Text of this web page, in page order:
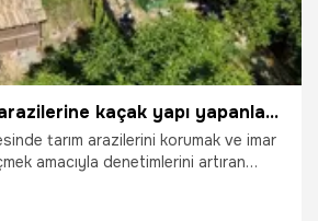
İnegöl'de tarım arazilerine kaçak yapı yapanlar yandı: Belediye düğmeye bastı, 16 kaçak yapı tek tek kaldırıldı!
tarım arazilerini korumak ve imar
amacıyla denetimlerini artıran